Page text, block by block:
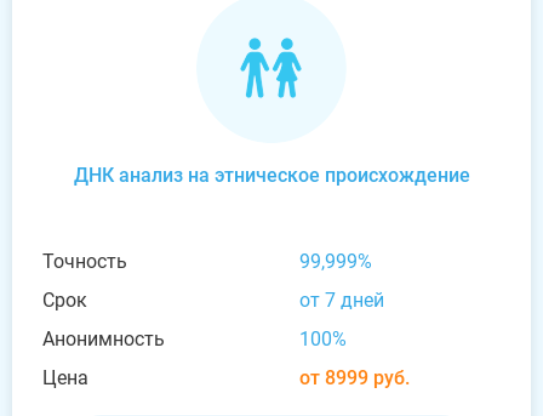
ДНК анализ на этническое происхождение
Точность
99,999%
Срок
от 7 дней
Анонимность
100%
Цена
от 8999 руб.